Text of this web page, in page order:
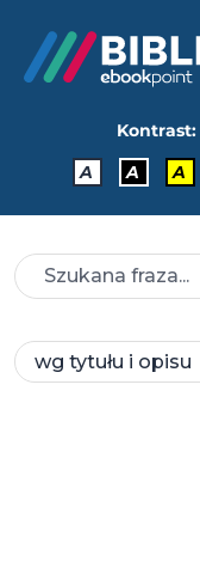
Kontrast:
A
A A